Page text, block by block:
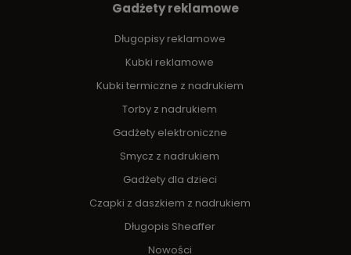
Gadżety reklamowe
Długopisy reklamowe
Kubki reklamowe
Kubki termiczne z nadrukiem
Torby z nadrukiem
Gadżety elektroniczne
Smycz z nadrukiem
Gadżety dla dzieci
Czapki z daszkiem z nadrukiem
Długopis Sheaffer
Nowości